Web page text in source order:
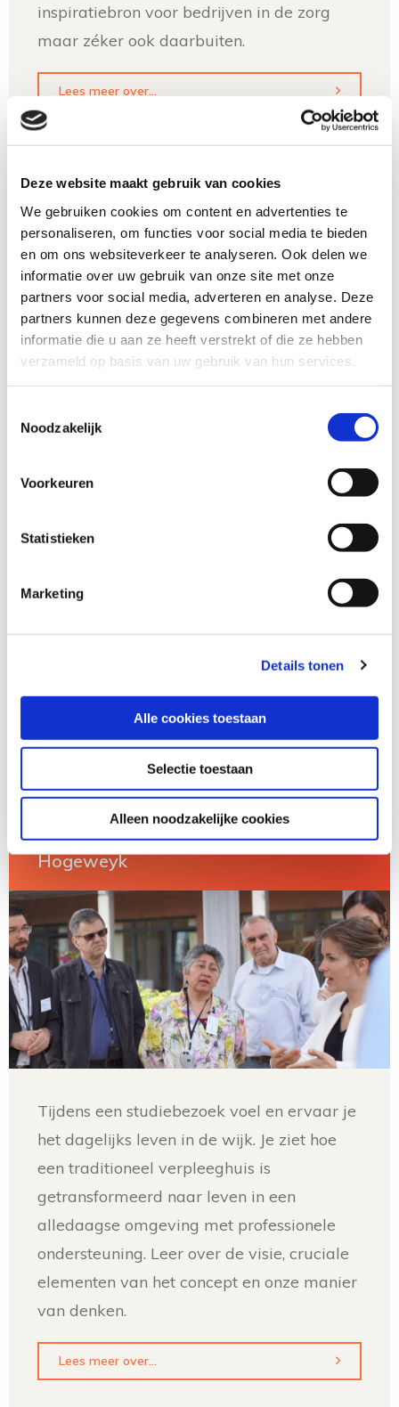
Deze website maakt gebruik van cookies
We gebruiken cookies om content en advertenties te
personaliseren, om functies voor social media te bieden
en om ons websiteverkeer te analyseren. Ook delen we
informatie over uw gebruik van onze site met onze
partners voor social media, adverteren en analyse. Deze
partners kunnen deze gegevens combineren met andere
informatie die u aan ze heeft verstrekt of die ze hebben
verzameld op basis van uw gebruik van hun services.
Noodzakelijk
Voorkeuren
Statistieken
Marketing
Details tonen
Alle cookies toestaan
Selectie toestaan
Alleen noodzakelijke cookies
inspiratiebron voor bedrijven in de zorg
maar zéker ook daarbuiten.
Lees meer over...
MVO bedrijfsactiviteiten
Medewerkers iets bieden dat écht indruk
maatschappelijk verantwoorde
bedrijfsactiviteit in De Hogeweyk® of één
van de andere locaties van de Vivium
Zorggroep.
Inspiratie- en studiebezoek aan De
Hogeweyk
Tijdens een studiebezoek voel en ervaar je
het dagelijks leven in de wijk. Je ziet hoe
een traditioneel verpleeghuis is
getransformeerd naar leven in een
alledaagse omgeving met professionele
ondersteuning. Leer over de visie, cruciale
elementen van het concept en onze manier
van denken.
Lees meer over...